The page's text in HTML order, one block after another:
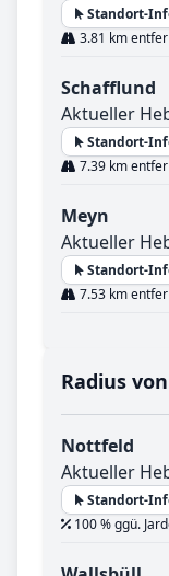
Standort-
3.81 km
Schafflund
Aktueller
Standort-
7.39 km
Meyn
Aktueller
Standort-
7.53 km
Radius
Nottfeld
Aktueller
Standort-
100 % ggü.